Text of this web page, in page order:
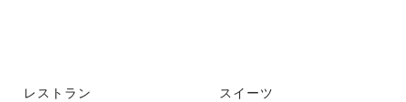
レストラン スイーツ